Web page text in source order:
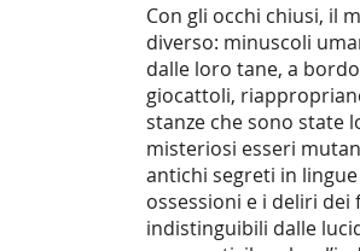
Con gli occhi chiusi, il
diverso: minuscoli
dalle loro tane, a
giocattoli,
stanze che sono state
misteriosi esseri
antichi segreti in
ossessioni e i deliri dei
indistinguibili dalle